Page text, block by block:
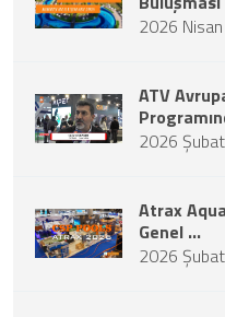
2026
ATV
2026
Atrax
Genel ...
2026